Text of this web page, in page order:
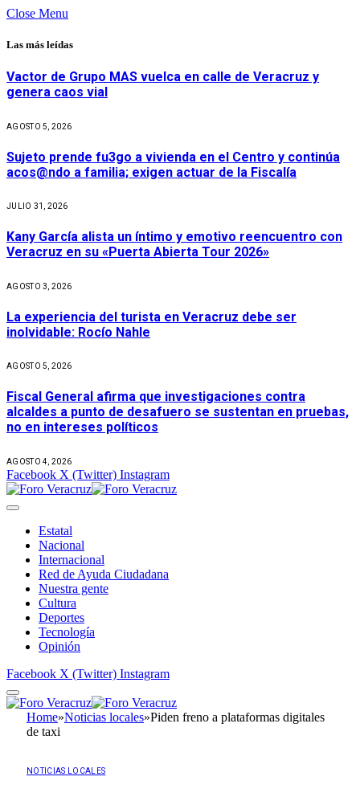
Close Menu
Las más leídas
Vactor de Grupo MAS vuelca en calle de Veracruz y
genera caos vial
AGOSTO 5, 2026
Sujeto prende fu3go a vivienda en el Centro y continúa
acos@ndo a familia; exigen actuar de la Fiscalía
JULIO 31, 2026
Kany García alista un íntimo y emotivo reencuentro con
Veracruz en su «Puerta Abierta Tour 2026»
AGOSTO 3, 2026
La experiencia del turista en Veracruz debe ser
inolvidable: Rocío Nahle
AGOSTO 5, 2026
Fiscal General afirma que investigaciones contra
alcaldes a punto de desafuero se sustentan en pruebas,
no en intereses políticos
AGOSTO 4, 2026
Facebook X (Twitter) Instagram
Estatal
Nacional
Internacional
Red de Ayuda Ciudadana
Nuestra gente
Cultura
Deportes
Tecnología
Opinión
Facebook X (Twitter) Instagram
Home»Noticias locales»Piden freno a plataformas digitales
de taxi
NOTICIAS LOCALES